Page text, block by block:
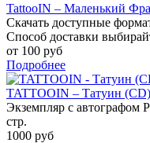
TattooIN – Маленький
Скачать доступные
Способ доставки
от 100 руб
Подробнее
TATTOOIN – Татуин (CD)
Экземпляр с автографом
стр.
1000 руб